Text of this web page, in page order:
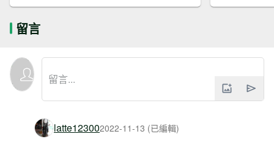
留言
latte123002022-11-13 (已編輯)